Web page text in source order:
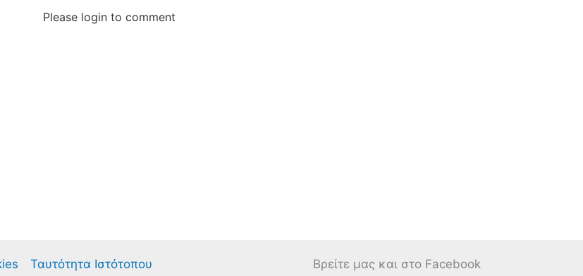
Please login to comment
Ταυτότητα Ιστότοπου Βρείτε μας και στο Facebook